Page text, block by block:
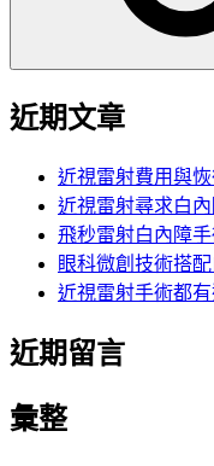
近期文章
近視雷射費用與
近視雷射尋求白
飛秒雷射白內障
眼科微創技術搭
近視雷射手術都
近期留言
彙整